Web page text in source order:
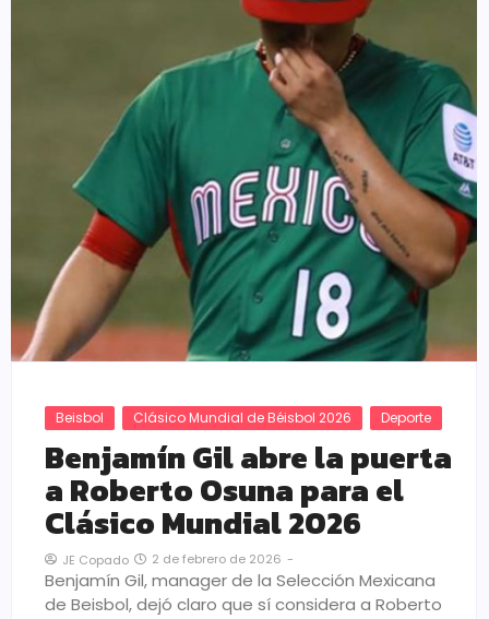
Beisbol Clásico Mundial de Béisbol 2026 Deporte
Benjamín Gil abre la puerta
a Roberto Osuna para el
Clásico Mundial 2026
JE Copado 2 de febrero de 2026 -
Benjamín Gil, manager de la Selección Mexicana
de Beisbol, dejó claro que sí considera a Roberto